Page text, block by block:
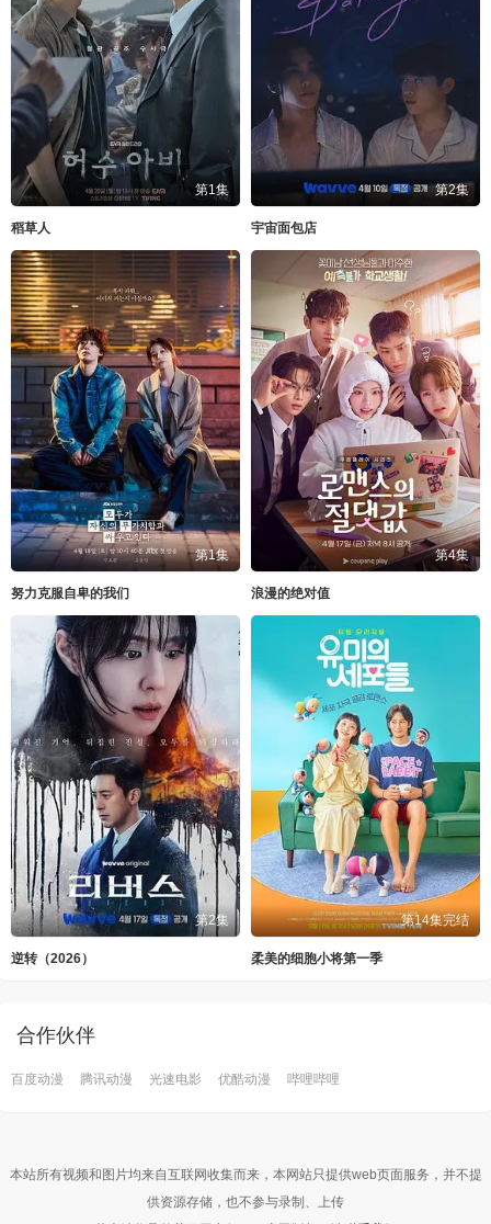
第1集
稻草人
第2集
宇宙面包店
第1集
努力克服自卑的我们
第4集
浪漫的绝对值
第2集
逆转（2026）
第14集完结
柔美的细胞小将第一季
合作伙伴
百度动漫 腾讯动漫 光速电影 优酷动漫 哔哩哔哩
本站所有视频和图片均来自互联网收集而来，本网站只提供web页面服务，并不提
供资源存储，也不参与录制、上传